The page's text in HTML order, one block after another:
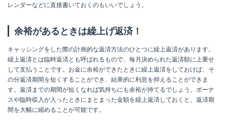
レンダーなどに直接書いておくのもいいでしょう。
余裕があるときは繰上げ返済！
キャッシングをした際の計画的な返済方法のひとつに繰上返済があります。
繰上返済とは臨時返済とも呼ばれるもので、毎月決められた返済額に上乗せ
して支払うことです。お金に余裕ができたときに繰上返済をしておけば、そ
の分返済期間を短くすることができ、結果的に利息を抑えることができま
す。返済までの期間が短くなれば気持ちにも余裕が持てるでしょう。ボーナ
スや臨時収入が入ったときにまとまった金額を繰上返済しておくと、返済期
間を大幅に縮めることが可能です。